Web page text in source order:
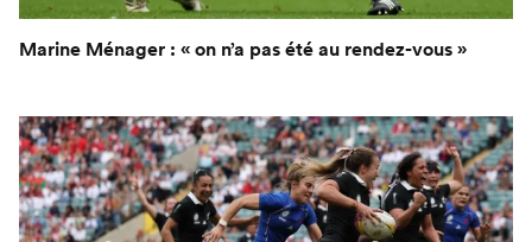
Marine Ménager : « on n’a pas été au rendez-vous »